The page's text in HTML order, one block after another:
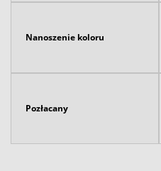
Nanoszenie koloru
Pozłacany